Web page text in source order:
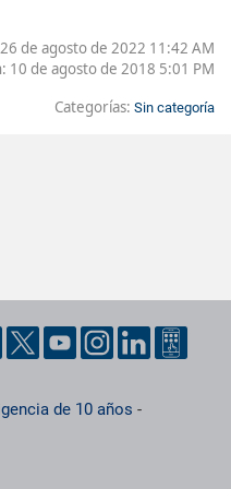
de agosto de 2022 11:42 AM
10 de agosto de 2018 5:01 PM
Categorías: Sin categoría
de 10 años -